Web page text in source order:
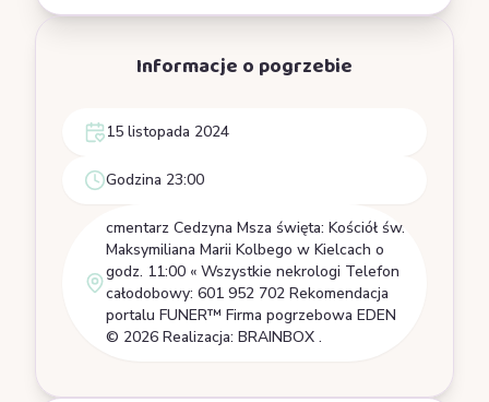
Informacje o pogrzebie
15 listopada 2024
Godzina 23:00
cmentarz Cedzyna Msza święta: Kościół św.
Maksymiliana Marii Kolbego w Kielcach o
godz. 11:00 « Wszystkie nekrologi Telefon
całodobowy: 601 952 702 Rekomendacja
portalu FUNER™ Firma pogrzebowa EDEN
© 2026 Realizacja: BRAINBOX .